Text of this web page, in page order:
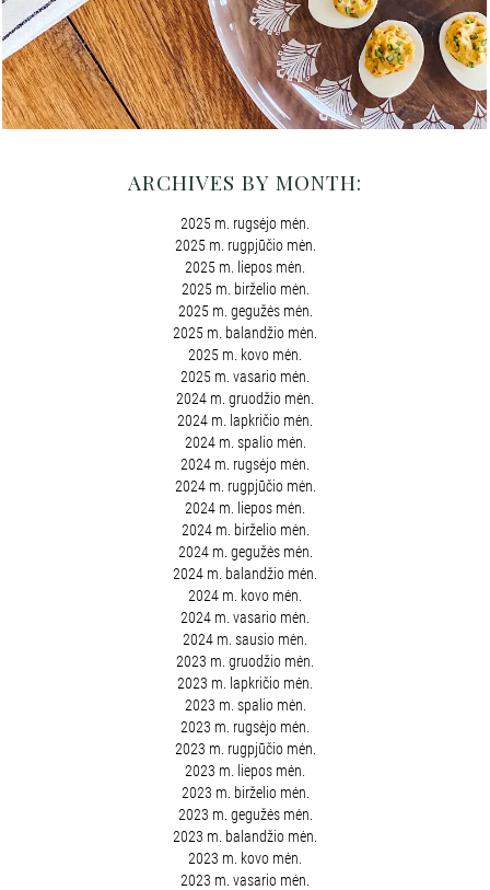
ARCHIVES BY MONTH:
2025 m. rugsėjo mėn.
2025 m. rugpjūčio mėn.
2025 m. liepos mėn.
2025 m. birželio mėn.
2025 m. gegužės mėn.
2025 m. balandžio mėn.
2025 m. kovo mėn.
2025 m. vasario mėn.
2024 m. gruodžio mėn.
2024 m. lapkričio mėn.
2024 m. spalio mėn.
2024 m. rugsėjo mėn.
2024 m. rugpjūčio mėn.
2024 m. liepos mėn.
2024 m. birželio mėn.
2024 m. gegužės mėn.
2024 m. balandžio mėn.
2024 m. kovo mėn.
2024 m. vasario mėn.
2024 m. sausio mėn.
2023 m. gruodžio mėn.
2023 m. lapkričio mėn.
2023 m. spalio mėn.
2023 m. rugsėjo mėn.
2023 m. rugpjūčio mėn.
2023 m. liepos mėn.
2023 m. birželio mėn.
2023 m. gegužės mėn.
2023 m. balandžio mėn.
2023 m. kovo mėn.
2023 m. vasario mėn.